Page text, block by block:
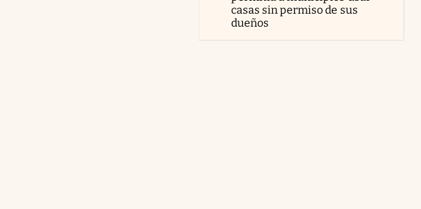
casas sin permiso de sus
dueños